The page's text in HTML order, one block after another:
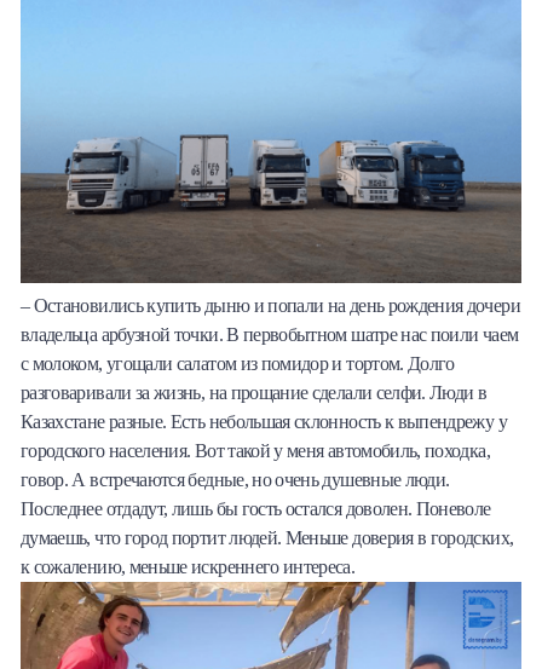
– Остановились купить дыню и попали на день рождения дочери
владельца арбузной точки. В первобытном шатре нас поили чаем
с молоком, угощали салатом из помидор и тортом. Долго
разговаривали за жизнь, на прощание сделали селфи. Люди в
Казахстане разные. Есть небольшая склонность к выпендрежу у
городского населения. Вот такой у меня автомобиль, походка,
говор. А встречаются бедные, но очень душевные люди.
Последнее отдадут, лишь бы гость остался доволен. Поневоле
думаешь, что город портит людей. Меньше доверия в городских,
к сожалению, меньше искреннего интереса.